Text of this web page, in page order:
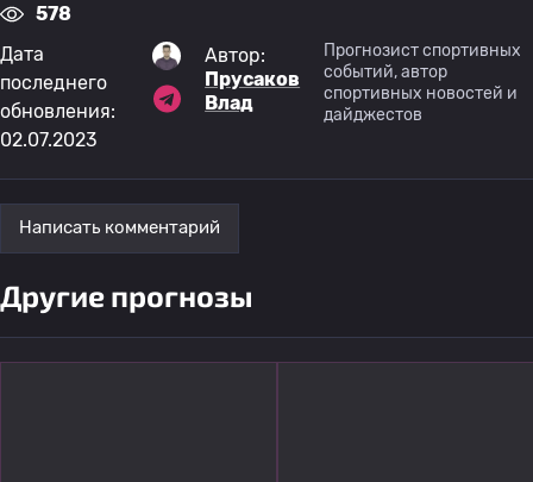
578
Дата
последнего
обновления:
02.07.2023
Автор:
Прусаков
Влад
Прогнозист спортивных
событий, автор
спортивных новостей и
дайджестов
Написать комментарий
Другие прогнозы